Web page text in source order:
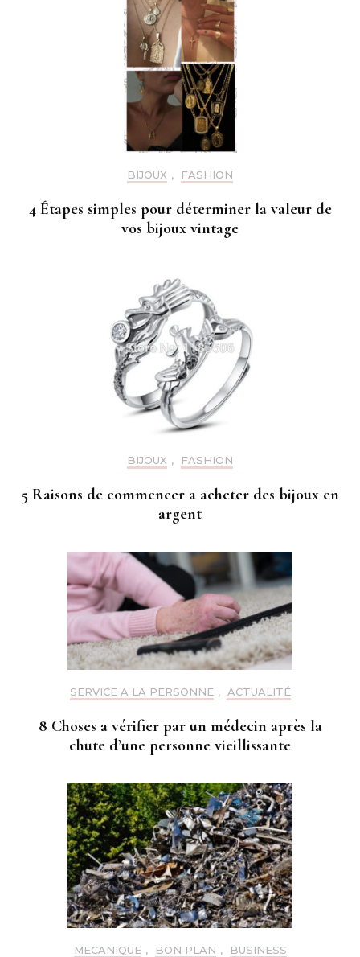
BIJOUX , FASHION
4 Étapes simples pour déterminer la valeur de
vos bijoux vintage
BIJOUX , FASHION
5 Raisons de commencer a acheter des bijoux en
argent
SERVICE A LA PERSONNE , ACTUALITÉ
8 Choses a vérifier par un médecin après la
chute d’une personne vieillissante
MECANIQUE , BON PLAN , BUSINESS